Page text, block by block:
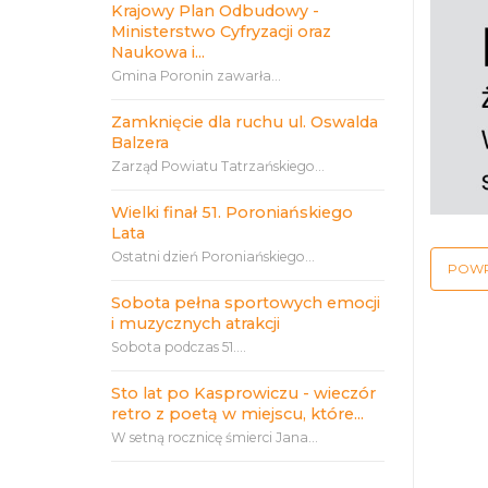
Krajowy Plan Odbudowy -
Ministerstwo Cyfryzacji oraz
Naukowa i...
Gmina Poronin zawarła...
Zamknięcie dla ruchu ul. Oswalda
Balzera
Zarząd Powiatu Tatrzańskiego...
Wielki finał 51. Poroniańskiego
Lata
Ostatni dzień Poroniańskiego...
Sobota pełna sportowych emocji
i muzycznych atrakcji
Sobota podczas 51....
Sto lat po Kasprowiczu - wieczór
retro z poetą w miejscu, które...
W setną rocznicę śmierci Jana...